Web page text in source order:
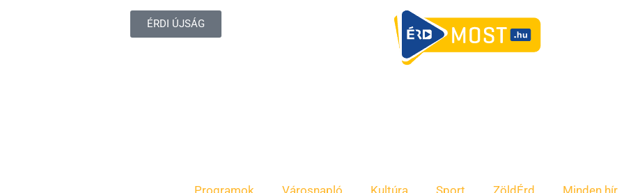
ÉRDI ÚJSÁG
Programok Városnapló Kultúra Sport ZöldÉrd Minden hír